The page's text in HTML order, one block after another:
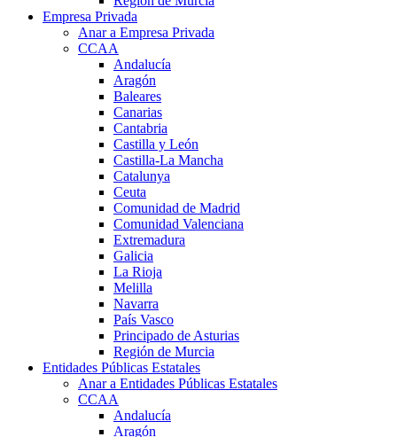
Empresa Privada
Anar a Empresa Privada
CCAA
Andalucía
Aragón
Baleares
Canarias
Cantabria
Castilla y León
Castilla-La Mancha
Catalunya
Ceuta
Comunidad de Madrid
Comunidad Valenciana
Extremadura
Galicia
La Rioja
Melilla
Navarra
País Vasco
Principado de Asturias
Región de Murcia
Entidades Públicas Estatales
Anar a Entidades Públicas Estatales
CCAA
Andalucía
Aragón